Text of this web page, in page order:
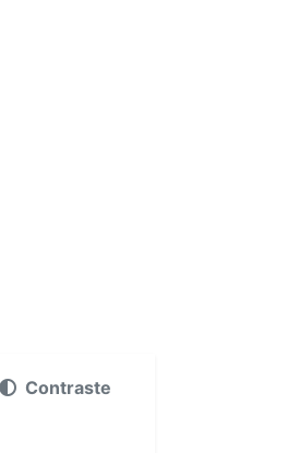
Contraste